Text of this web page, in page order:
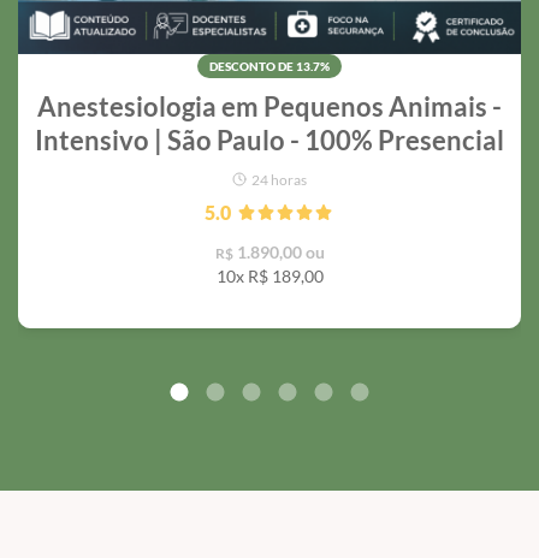
DESCONTO DE 13.7%
Anestesiologia em Pequenos Animais -
Intensivo | São Paulo - 100% Presencial
24 horas
5.0
R$1.890,00 ou
10x R$189,00